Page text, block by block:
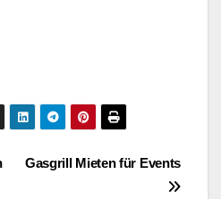
Gasgrill Mieten für Events